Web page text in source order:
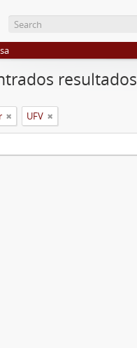
resultados
UFV